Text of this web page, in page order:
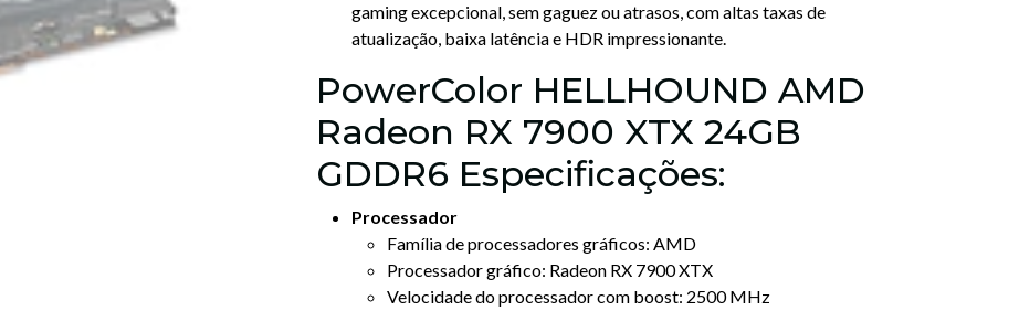
gaming excepcional, sem gaguez ou atrasos, com altas taxas de
atualização, baixa latência e HDR impressionante.
PowerColor HELLHOUND AMD
Radeon RX 7900 XTX 24GB
GDDR6 Especificações:
Processador
Família de processadores gráficos: AMD
Processador gráfico: Radeon RX 7900 XTX
Velocidade do processador com boost: 2500 MHz